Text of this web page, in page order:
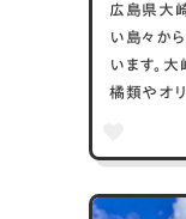
広島県大
い島々か
います。
橘類やオ
地区」に